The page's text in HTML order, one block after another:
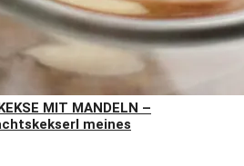
MIT MANDELN –
meines